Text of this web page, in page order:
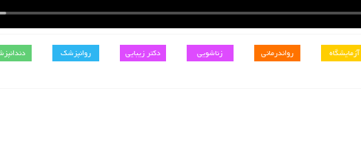
روانپزشک دکتر زیبایی زناشویی رواندرمانی آزمایشگاه